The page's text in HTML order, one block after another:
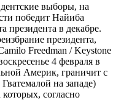
выборы, на
победит Найиба
президента в декабре.
президента,
Freedman / Keystone
4 февраля в
Америк, граничит с
на западе)
согласно